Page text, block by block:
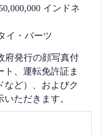
インドネ
イ・バーツ
府発行の顔写真付
ト、運転免許証ま
など）、およびク
ただきます。